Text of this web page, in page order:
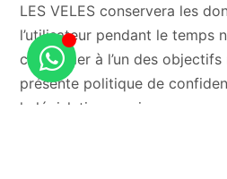
LES VELES conservera les
l’utilisateur pendant le temps
conformer à l’un des
présente politique de
la législation en vigueur, aux